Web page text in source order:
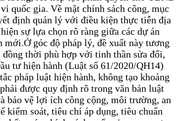
quốc gia. Về mặt chính sách công, mục
định quản lý với điều kiện thực tiễn địa
sự lựa chọn rõ ràng giữa các dự án
mới.Ở góc độ pháp lý, đề xuất này tương
thời phù hợp với tinh thần sửa đổi,
tư hiện hành (Luật số 61/2020/QH14)
pháp luật hiện hành, không tạo khoảng
được quy định rõ trong văn bản luật
bảo vệ lợi ích công cộng, môi trường, an
kiểm soát, tiêu chí áp dụng, tiêu chuẩn